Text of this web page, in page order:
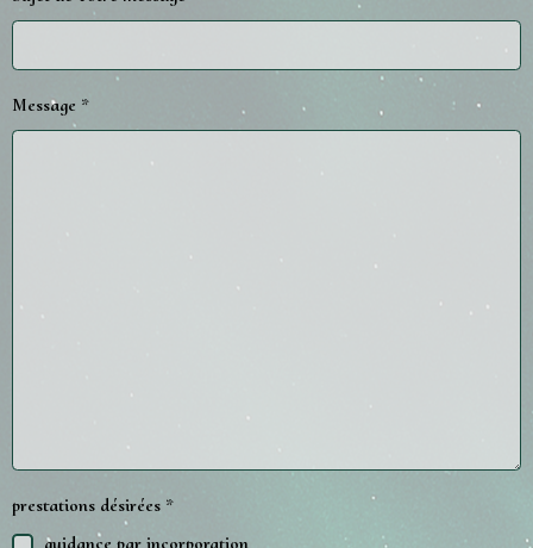
Message
prestations désirées
guidance par incorporation